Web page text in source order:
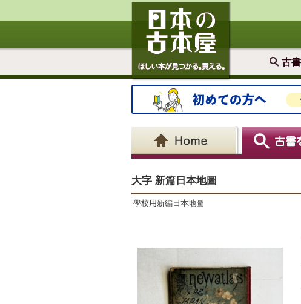
古
大字 新篇日本地圖
學校用新編日本地圖